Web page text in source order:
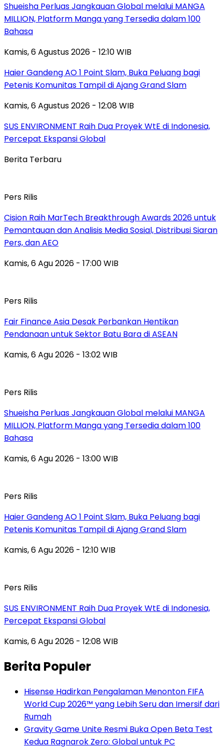
Shueisha Perluas Jangkauan Global melalui MANGA
MILLION, Platform Manga yang Tersedia dalam 100
Bahasa
Kamis, 6 Agustus 2026 - 12:10 WIB
Haier Gandeng AO 1 Point Slam, Buka Peluang bagi
Petenis Komunitas Tampil di Ajang Grand Slam
Kamis, 6 Agustus 2026 - 12:08 WIB
SUS ENVIRONMENT Raih Dua Proyek WtE di Indonesia,
Percepat Ekspansi Global
Berita Terbaru
Pers Rilis
Cision Raih MarTech Breakthrough Awards 2026 untuk
Pemantauan dan Analisis Media Sosial, Distribusi Siaran
Pers, dan AEO
Kamis, 6 Agu 2026 - 17:00 WIB
Pers Rilis
Fair Finance Asia Desak Perbankan Hentikan
Pendanaan untuk Sektor Batu Bara di ASEAN
Kamis, 6 Agu 2026 - 13:02 WIB
Pers Rilis
Shueisha Perluas Jangkauan Global melalui MANGA
MILLION, Platform Manga yang Tersedia dalam 100
Bahasa
Kamis, 6 Agu 2026 - 13:00 WIB
Pers Rilis
Haier Gandeng AO 1 Point Slam, Buka Peluang bagi
Petenis Komunitas Tampil di Ajang Grand Slam
Kamis, 6 Agu 2026 - 12:10 WIB
Pers Rilis
SUS ENVIRONMENT Raih Dua Proyek WtE di Indonesia,
Percepat Ekspansi Global
Kamis, 6 Agu 2026 - 12:08 WIB
Berita Populer
Hisense Hadirkan Pengalaman Menonton FIFA
World Cup 2026™ yang Lebih Seru dan Imersif dari
Rumah
Gravity Game Unite Resmi Buka Open Beta Test
Kedua Ragnarok Zero: Global untuk PC